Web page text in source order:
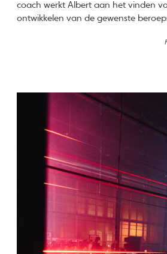
coach werkt Albert aan het vinden
ontwikkelen van de gewenste